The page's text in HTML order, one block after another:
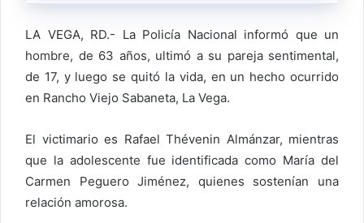
LA VEGA, RD.- La Policía Nacional informó que un
hombre, de 63 años, ultimó a su pareja sentimental,
de 17, y luego se quitó la vida, en un hecho ocurrido
en Rancho Viejo Sabaneta, La Vega.
El victimario es Rafael Thévenin Almánzar, mientras
que la adolescente fue identificada como María del
Carmen Peguero Jiménez, quienes sostenían una
relación amorosa.